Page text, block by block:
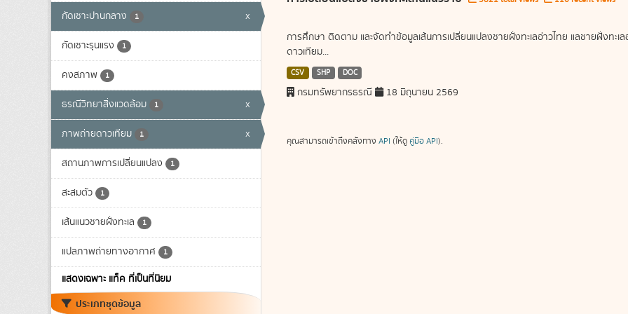
กัดเซาะปานกลาง 1 x
กัดเซาะรุนแรง 1
คงสภาพ 1
ธรณีวิทยาสิ่งแวดล้อม 1 x
ภาพถ่ายดาวเทียม 1 x
สถานภาพการเปลี่ยนแปลง 1
สะสมตัว 1
เส้นแนวชายฝั่งทะเล 1
แปลภาพถ่ายทางอากาศ 1
แสดงเฉพาะ แท็ค ที่เป็นที่นิยม
ประเภทชุดข้อมูล
การศึกษา ติดตาม และจัดทำข้อมูลเส้นการเปลี่ยนแปลงชายฝั่งทะเลอ่าวไทย แลชายฝั่งท
ดาวเทียม...
CSV SHP DOC
กรมทรัพยากรธรณี 18 มิถุนายน 2569
คุณสามารถเข้าถึงคลังทาง API (ให้ดู คู่มือ API).